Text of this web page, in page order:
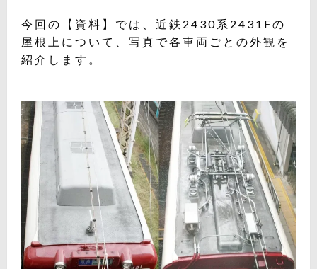
今回の【資料】では、近鉄2430系2431Fの
屋根上について、写真で各車両ごとの外観を
紹介します。